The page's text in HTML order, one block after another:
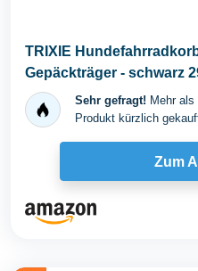
TRIXIE
Gepäckträger - schwarz
Sehr gefragt! Mehr
Produkt kürzlich
Zum